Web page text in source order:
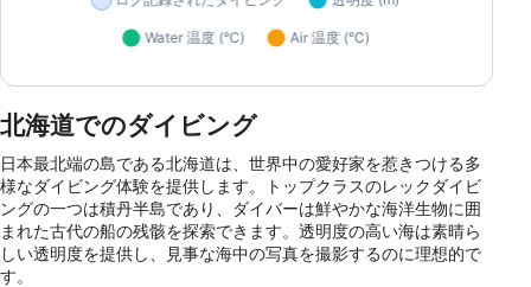
北海道でのダイビング
日本最北端の島である北海道は、世界中の愛好家を惹きつける多
様なダイビング体験を提供します。トップクラスのレックダイビ
ングの一つは積丹半島であり、ダイバーは鮮やかな海洋生物に囲
まれた古代の船の残骸を探索できます。透明度の高い海は素晴ら
しい透明度を提供し、見事な海中の写真を撮影するのに理想的で
す。